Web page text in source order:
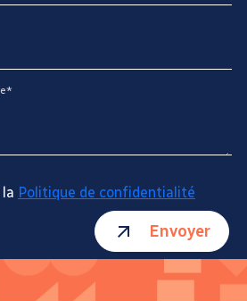
Politique de confidentialité
Envoyer